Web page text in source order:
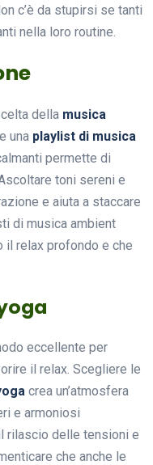
c’è da stupirsi se tanti
nella loro routine.
della musica
una playlist di musica
permette di
toni sereni e
e aiuta a staccare
di musica ambient
il relax profondo e che
eccellente per
il relax. Scegliere le
crea un’atmosfera
e armoniosi
rilascio delle tensioni e
che anche le